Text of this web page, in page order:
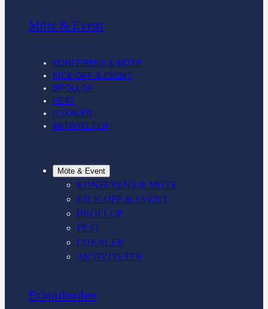
Möte & Event
KONFERENS & MÖTE
KICK OFF & EVENT
BRÖLLOP
FEST
LOKALER
AKTIVITETER
Möte & Event
KONFERENS & MÖTE
KICK OFF & EVENT
BRÖLLOP
FEST
LOKALER
AKTIVITETER
Erbjudanden